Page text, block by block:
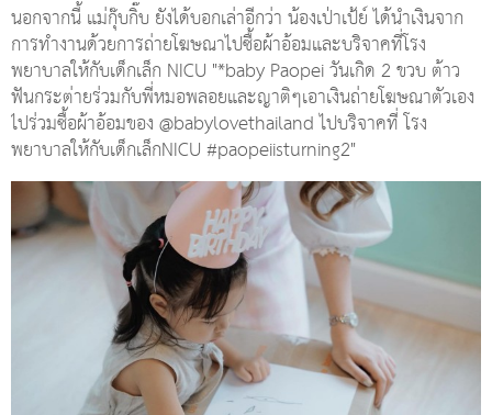
นอกจากนี้ แม่กุ๊บกิ๊บ ยังได้บอกเล่าอีกว่า น้องเป่าเป้ย์ ได้นำเงินจาก
การทำงานด้วยการถ่ายโฆษณาไปซื้อผ้าอ้อมและบริจาคที่โรง
พยาบาลให้กับเด็กเล็ก NICU "*baby Paopei วันเกิด 2 ขวบ ต้าว
ฟันกระต่ายร่วมกับพี่หมอพลอยและญาติๆเอาเงินถ่ายโฆษณาตัวเอง
ไปร่วมซื้อผ้าอ้อมของ @babylovethailand ไปบริจาคที่ โรง
พยาบาลให้กับเด็กเล็กNICU #paopeiisturning2"